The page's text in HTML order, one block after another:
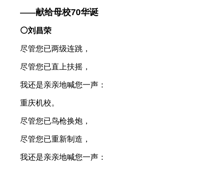
——献给母校70华诞
⚪刘昌荣
尽管您已两级连跳，
尽管您已直上扶摇，
我还是亲亲地喊您一声：
重庆机校。
尽管您已鸟枪换炮，
尽管您已重新制造，
我还是亲亲地喊您一声：